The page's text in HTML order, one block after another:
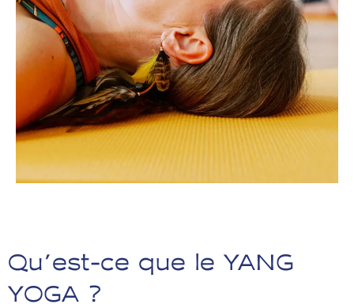
Qu’est-ce que le YANG
YOGA ?